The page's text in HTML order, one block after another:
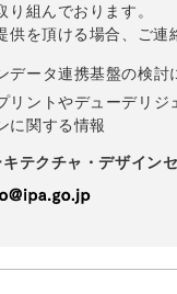
り組んでおります。
供を頂ける場合、ご連
データ連携基盤の検討
リントやデューデリジ
に関する情報
テクチャ・デザイン